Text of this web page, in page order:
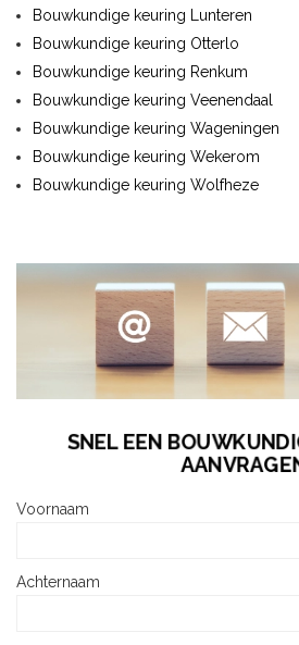
Bouwkundige keuring Lunteren
Bouwkundige keuring Otterlo
Bouwkundige keuring Renkum
Bouwkundige keuring Veenendaal
Bouwkundige keuring Wageningen
Bouwkundige keuring Wekerom
Bouwkundige keuring Wolfheze
SNEL EEN
Voornaam
Achternaam